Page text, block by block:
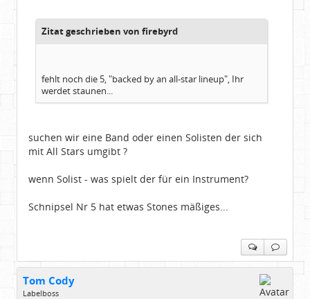
Zitat geschrieben von firebyrd
fehlt noch die 5, "backed by an all-star lineup", Ihr
werdet staunen...
suchen wir eine Band oder einen Solisten der sich
mit All Stars umgibt ?
wenn Solist - was spielt der für ein Instrument?
Schnipsel Nr 5 hat etwas Stones mäßiges...
Tom Cody
Labelboss